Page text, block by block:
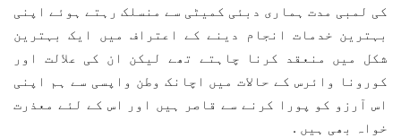
کی لمبی مدت ہماری دبئی کمیٹی سے منسلک رہتے ہوئے اپنی
بہترین خدمات انجام دینے کے اعتراف میں ایک بہترین
شکل میں منعقد کرنا چاہتے تھے لیکن ان کی علالت اور
کورونا وائرس کے حالات میں اچانک وطن واپسی سے ہم اپنی
اس آرزو کو پورا کرنے سے قاصر ہیں اور اس کے لئے معذرت
خواہ بھی ہیں .